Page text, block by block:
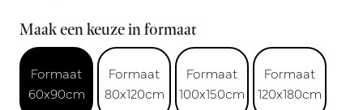
Maak een keuze in formaat
Formaat
60x90cm
Formaat
80x120cm
Formaat
100x150cm
Formaat
120x180cm